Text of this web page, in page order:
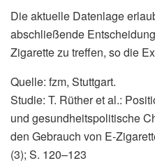
Die aktuelle Datenlage
abschließende
Zigarette zu treffen, so die
Quelle: fzm, Stuttgart.
Studie: T. Rüther et al.:
und gesundheitspolitische
den Gebrauch von E-
(3); S. 120–123